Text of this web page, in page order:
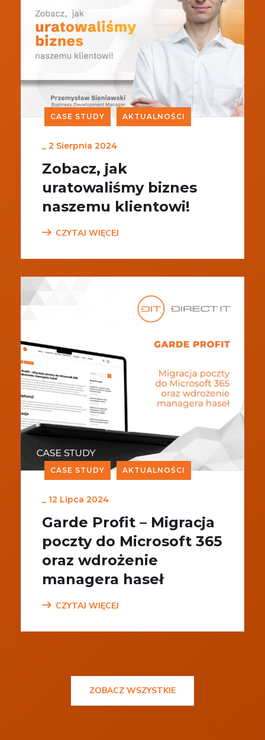
CASE STUDY AKTUALNOŚCI
_ 2 Sierpnia 2024
Zobacz, jak
uratowaliśmy biznes
naszemu klientowi!
CZYTAJ WIĘCEJ
CASE STUDY AKTUALNOŚCI
_ 12 Lipca 2024
Garde Profit – Migracja
poczty do Microsoft 365
oraz wdrożenie
managera haseł
CZYTAJ WIĘCEJ
ZOBACZ WSZYSTKIE